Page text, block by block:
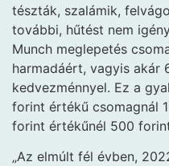
tészták, szalámik,
további, hűtést nem
Munch meglepetés
harmadáért, vagyis akár
kedvezménnyel. Ez a
forint értékű csomagnál
forint értékűnél 500
„Az elmúlt fél évben,